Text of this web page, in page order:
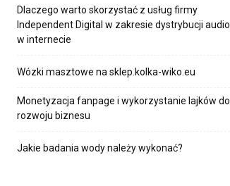
Dlaczego warto skorzystać z usług firmy
Independent Digital w zakresie dystrybucji audio
w internecie
Wózki masztowe na sklep.kolka-wiko.eu
Monetyzacja fanpage i wykorzystanie lajków do
rozwoju biznesu
Jakie badania wody należy wykonać?